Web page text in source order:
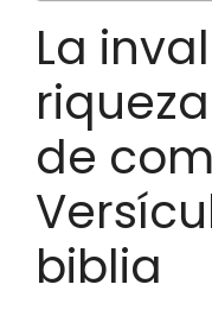
La
de
biblia